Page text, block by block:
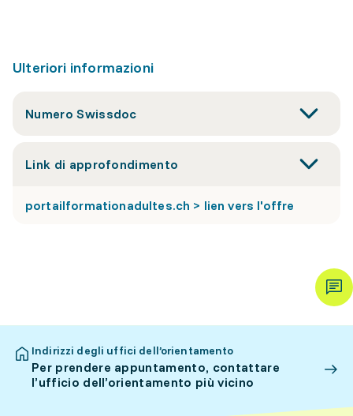
Ulteriori informazioni
Numero Swissdoc
Link di approfondimento
portailformationadultes.ch > lien vers l'offre
Indirizzi degli uffici dell’orientamento
Per prendere appuntamento, contattare
l’ufficio dell’orientamento più vicino